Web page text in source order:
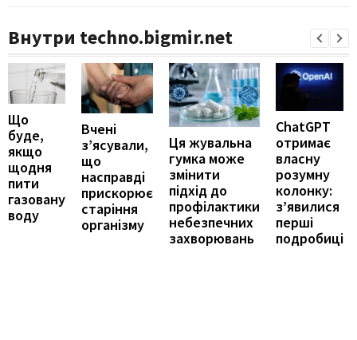
Внутри techno.bigmir.net
Що
буде,
якщо
щодня
пити
газовану
воду
Вчені
з’ясували,
що
насправді
прискорює
старіння
організму
Ця жувальна
гумка може
змінити
підхід до
профілактики
небезпечних
захворювань
ChatGPT
отримає
власну
розумну
колонку:
з’явилися
перші
подробиці